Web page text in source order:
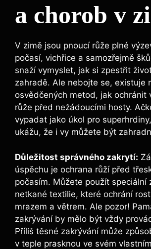
a chorob v
V zimě jsou pnoucí růže plné
počasí, vichřice a samozřejmě
snaží vymyslet, jak si zpestřit
zahradě. Ale nebojte se, existuje
osvědčených metod, jak ochránit
růže před nežádoucími hosty.
vypadat jako úkol pro
ukážu, že i vy můžete být
Důležitost správného zakrytí:
úspěchu je ochrana růží před
počasím. Můžete použít speciální
netkané textilie, které ochrání
mrazem a větrem. Ale pozor!
zakrývání by mělo být vždy
Příliš těsné zakrývání může
v teple prasknou ve svém vlastním